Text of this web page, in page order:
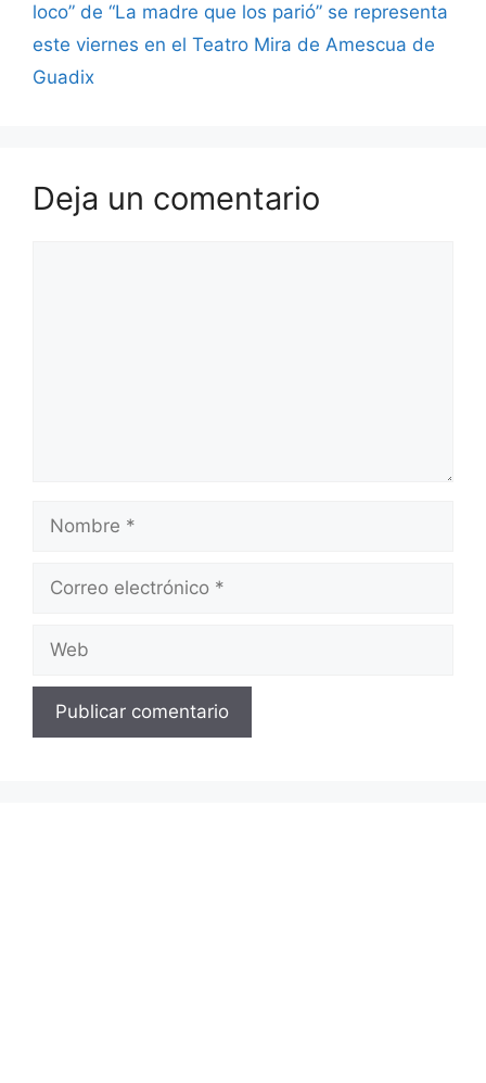
loco” de “La madre que los parió” se representa
este viernes en el Teatro Mira de Amescua de
Guadix
Deja un comentario
Nombre
Correo
Web